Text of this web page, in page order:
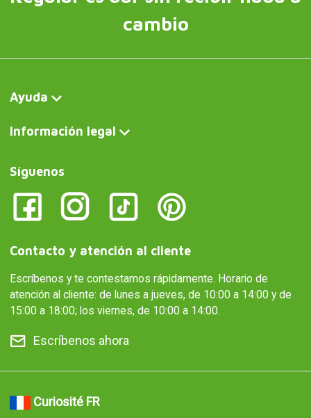
cambio
Ayuda
Información legal
Síguenos
Contacto y atención al cliente
Escríbenos y te contestamos rápidamente. Horario de
atención al cliente: de lunes a jueves, de 10:00 a 14:00 y de
15:00 a 18:00; los viernes, de 10:00 a 14:00.
Escríbenos ahora
Curiosité FR